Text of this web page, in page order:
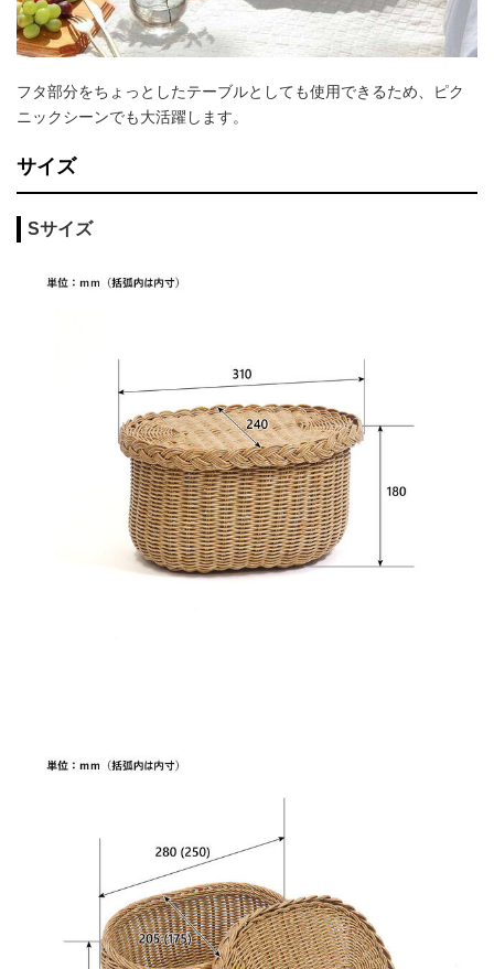
フタ部分をちょっとしたテーブルとしても使用できるため、ピク
ニックシーンでも大活躍します。
サイズ
Sサイズ